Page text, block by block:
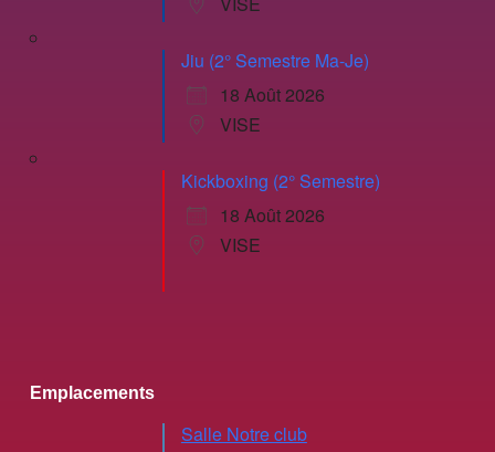
Jiu (2° Semestre Ma-Je)
18 Août 2026
VISE
Kickboxing (2° Semestre)
18 Août 2026
VISE
Emplacements
Salle Notre club